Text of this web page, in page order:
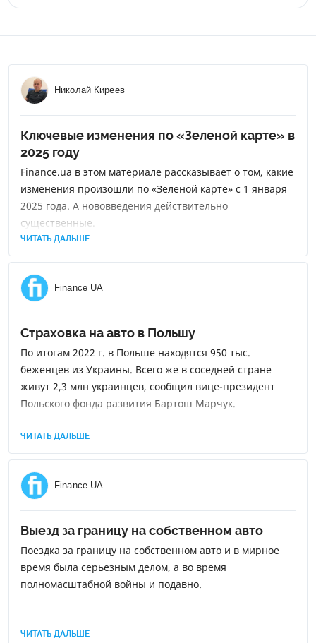
необходимости, вы можете поехать в другую страну без
Загранпаспорт или водительские права, технический
Николай Киреев
Ключевые изменения по «Зеленой карте» в
2025 году
Finance.ua в этом материале рассказывает о том, какие
изменения произошли по «Зеленой карте» с 1 января
2025 года. А нововведения действительно
существенные.
ЧИТАТЬ ДАЛЬШЕ
Finance UA
Страховка на авто в Польшу
По итогам 2022 г. в Польше находятся 950 тыс.
беженцев из Украины. Всего же в соседней стране
живут 2,3 млн украинцев, сообщил вице-президент
Польского фонда развития Бартош Марчук.
ЧИТАТЬ ДАЛЬШЕ
Finance UA
Выезд за границу на собственном авто
Поездка за границу на собственном авто и в мирное
время была серьезным делом, а во время
полномасштабной войны и подавно.
ЧИТАТЬ ДАЛЬШЕ